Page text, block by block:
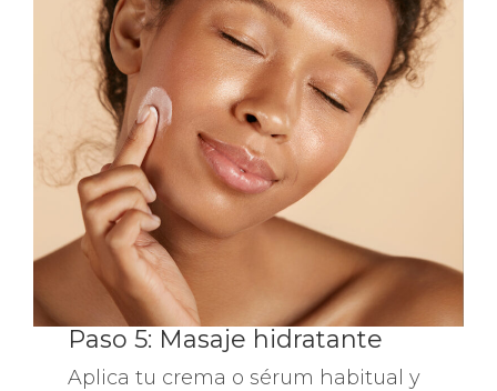
Paso 5: Masaje hidratante
Aplica tu crema o sérum habitual y